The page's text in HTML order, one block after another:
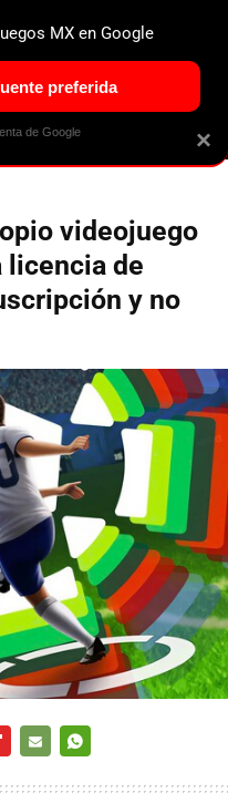
SWITCH 2 XBOX
videojuego
licencia de
y no
×
MX en Google
preferida
de Google